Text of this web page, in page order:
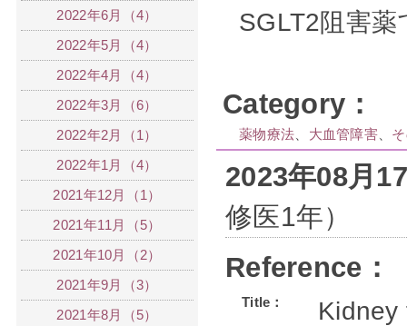
SGLT2阻害
Category：
薬物療法 大血管障害
2023年08月
修医1年）
Reference：
Title： Kidney
2022年6月（4）
2022年5月（4）
2022年4月（4）
2022年3月（6）
2022年2月（1）
2022年1月（4）
2021年12月（1）
2021年11月（5）
2021年10月（2）
2021年9月（3）
2021年8月（5）